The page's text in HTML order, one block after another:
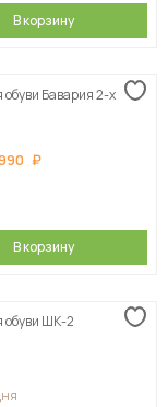
В корзину
обуви Бавария 2-х
В корзину
обуви ШК-2